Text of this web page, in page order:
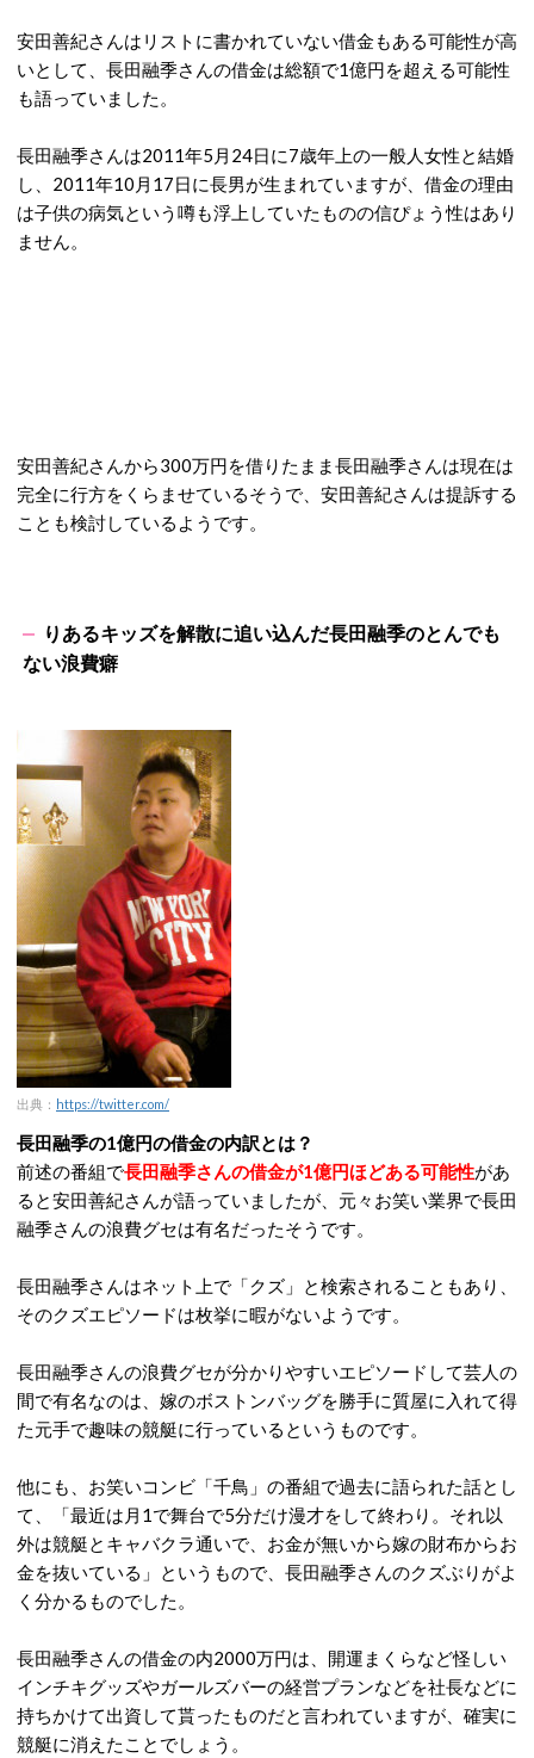
安田善紀さんはリストに書かれていない借金もある可能性が高
いとして、長田融季さんの借金は総額で1億円を超える可能性
も語っていました。
長田融季さんは2011年5月24日に7歳年上の一般人女性と結婚
し、2011年10月17日に長男が生まれていますが、借金の理由
は子供の病気という噂も浮上していたものの信ぴょう性はあり
ません。
安田善紀さんから300万円を借りたまま長田融季さんは現在は
完全に行方をくらませているそうで、安田善紀さんは提訴する
ことも検討しているようです。
りあるキッズを解散に追い込んだ長田融季のとんでも
ない浪費癖
出典： https://twitter.com/
長田融季の1億円の借金の内訳とは？
前述の番組で長田融季さんの借金が1億円ほどある可能性があ
ると安田善紀さんが語っていましたが、元々お笑い業界で長田
融季さんの浪費グセは有名だったそうです。
長田融季さんはネット上で「クズ」と検索されることもあり、
そのクズエピソードは枚挙に暇がないようです。
長田融季さんの浪費グセが分かりやすいエピソードして芸人の
間で有名なのは、嫁のボストンバッグを勝手に質屋に入れて得
た元手で趣味の競艇に行っているというものです。
他にも、お笑いコンビ「千鳥」の番組で過去に語られた話とし
て、「最近は月1で舞台で5分だけ漫才をして終わり。それ以
外は競艇とキャバクラ通いで、お金が無いから嫁の財布からお
金を抜いている」というもので、長田融季さんのクズぶりがよ
く分かるものでした。
長田融季さんの借金の内2000万円は、開運まくらなど怪しい
インチキグッズやガールズバーの経営プランなどを社長などに
持ちかけて出資して貰ったものだと言われていますが、確実に
競艇に消えたことでしょう。